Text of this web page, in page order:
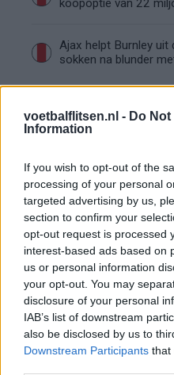
voetbalflitsen.nl - Do
Information
If you wish to opt-out of the
processing of your personal
targeted advertising by us,
section to confirm your
opt-out request is processed
interest-based ads based on
us or personal information
your opt-out. You may
disclosure of your personal
IAB’s list of downstream
also be disclosed by us to
Downstream Participants that
koopoptie van 22
Ajax helpt Burnley uit
sokken na blunder
appartement op
Ajax: 'Hier gaan fans
Resterend
duels te zien
Ajax groeit onder
blijft cruciaal
Ajax-talent
geschiedenis